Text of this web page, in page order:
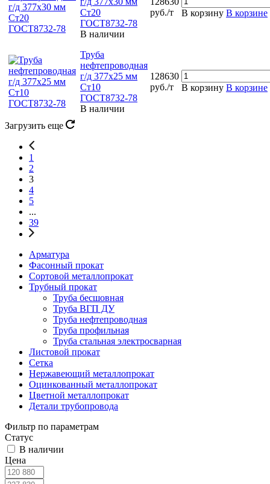
Ст20
ГОСТ8732-78
В наличии
руб./т
В корзину В корзине
Труба
нефтепроводная
г/д 377х25 мм
Ст10
ГОСТ8732-78
В наличии
128630
руб./т
В корзину В корзине
Загрузить еще
1
2
3
4
5
...
39
Арматура
Фасонный прокат
Сортовой металлопрокат
Трубный прокат
Труба бесшовная
Труба ВГП ДУ
Труба нефтепроводная
Труба профильная
Труба стальная электросварная
Листовой прокат
Сетка
Нержавеющий металлопрокат
Оцинкованный металлопрокат
Цветной металлопрокат
Детали трубопровода
Фильтр по параметрам
Статус
В наличии
Цена